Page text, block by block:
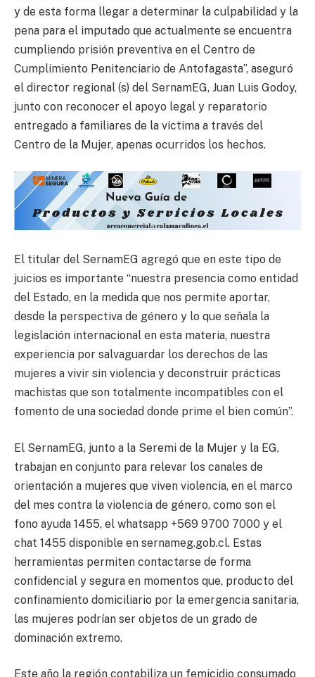
y de esta forma llegar a determinar la culpabilidad y la
pena para el imputado que actualmente se encuentra
cumpliendo prisión preventiva en el Centro de
Cumplimiento Penitenciario de Antofagasta”, aseguró
el director regional (s) del SernamEG, Juan Luis Godoy,
junto con reconocer el apoyo legal y reparatorio
entregado a familiares de la víctima a través del
Centro de la Mujer, apenas ocurridos los hechos.
El titular del SernamEG agregó que en este tipo de
juicios es importante “nuestra presencia como entidad
del Estado, en la medida que nos permite aportar,
desde la perspectiva de género y lo que señala la
legislación internacional en esta materia, nuestra
experiencia por salvaguardar los derechos de las
mujeres a vivir sin violencia y deconstruir prácticas
machistas que son totalmente incompatibles con el
fomento de una sociedad donde prime el bien común”.
El SernamEG, junto a la Seremi de la Mujer y la EG,
trabajan en conjunto para relevar los canales de
orientación a mujeres que viven violencia, en el marco
del mes contra la violencia de género, como son el
fono ayuda 1455, el whatsapp +569 9700 7000 y el
chat 1455 disponible en sernameg.gob.cl. Estas
herramientas permiten contactarse de forma
confidencial y segura en momentos que, producto del
confinamiento domiciliario por la emergencia sanitaria,
las mujeres podrían ser objetos de un grado de
dominación extremo.
Este año la región contabiliza un femicidio consumado